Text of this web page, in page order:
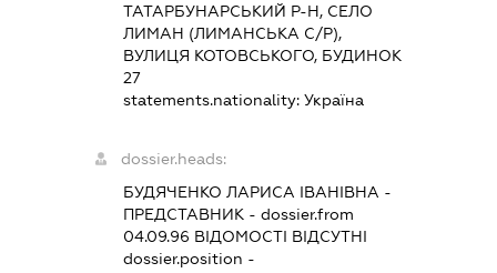
ТАТАРБУНАРСЬКИЙ Р-Н, СЕЛО
ЛИМАН (ЛИМАНСЬКА С/Р),
ВУЛИЦЯ КОТОВСЬКОГО, БУДИНОК
27
statements.nationality: Україна
dossier.heads:
БУДЯЧЕНКО ЛАРИСА ІВАНІВНА -
ПРЕДСТАВНИК- dossier.from
04.09.96 ВІДОМОСТІ ВІДСУТНІ
dossier.position -